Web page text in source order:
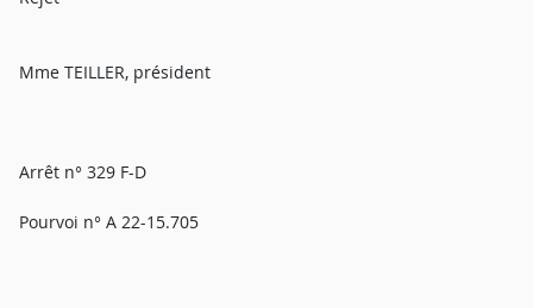
Mme TEILLER, président
Arrêt n° 329 F-D
Pourvoi n° A 22-15.705